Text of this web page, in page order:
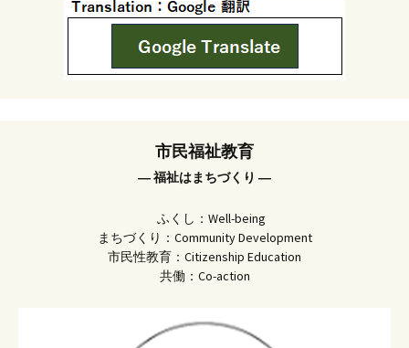
市民福祉教育
― 福祉はまちづくり ―
ふくし：Well-being
まちづくり：Community Development
市民性教育：Citizenship Education
共働：Co-action